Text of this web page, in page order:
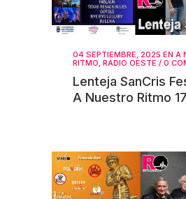
04 SEPTIEMBRE, 2025 EN A
RITMO RADIO OESTE / 0
Lenteja SanCris
A Nuestro Ritmo